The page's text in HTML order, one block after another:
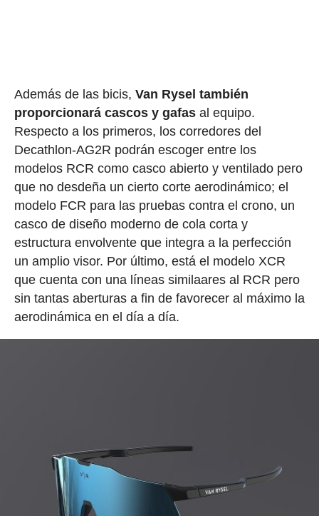
Además de las bicis, Van Rysel también
proporcionará cascos y gafasal equipo.
Respecto a los primeros, los corredores del
Decathlon-AG2R podrán escoger entre los
modelos RCR como casco abierto y ventilado pero
que no desdeña un cierto corte aerodinámico; el
modelo FCR para las pruebas contra el crono, un
casco de diseño moderno de cola corta y
estructura envolvente que integra a la perfección
un amplio visor. Por último, está el modelo XCR
que cuenta con una líneas similaares al RCR pero
sin tantas aberturas a fin de favorecer al máximo la
aerodinámica en el día a día.